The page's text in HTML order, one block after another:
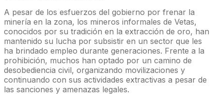
A pesar de los esfuerzos del gobierno por frenar la
minería en la zona, los mineros informales de Vetas,
conocidos por su tradición en la extracción de oro, han
mantenido su lucha por subsistir en un sector que les
ha brindado empleo durante generaciones. Frente a la
prohibición, muchos han optado por un camino de
desobediencia civil, organizando movilizaciones y
continuando con sus actividades extractivas a pesar de
las sanciones y amenazas legales.